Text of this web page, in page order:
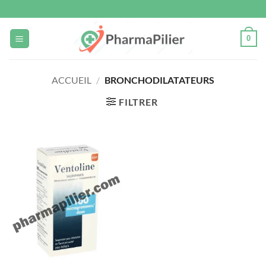
au
contenu
0
ACCUEIL / BRONCHODILATATEURS
FILTRER